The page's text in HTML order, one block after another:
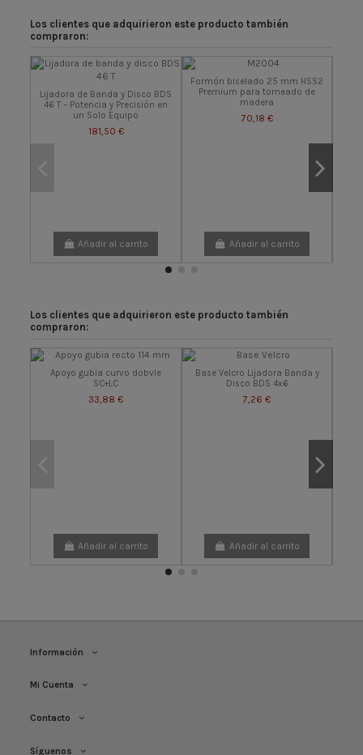
Los clientes que adquirieron este producto también
compraron:
Lijadora de Banda y Disco BDS
46 T – Potencia y Precisión en
un Solo Equipo
181,50 €
Añadir al carrito
Formón biselado 25 mm HSS2
Premium para torneado de
madera
70,18 €
Añadir al carrito
Los clientes que adquirieron este producto también
compraron:
Apoyo gubia curvo dobvle
SC+LC
33,88 €
Añadir al carrito
Base Velcro Lijadora Banda y
Disco BDS 4x6
7,26 €
Añadir al carrito
Información
Mi Cuenta
Contacto
Síguenos